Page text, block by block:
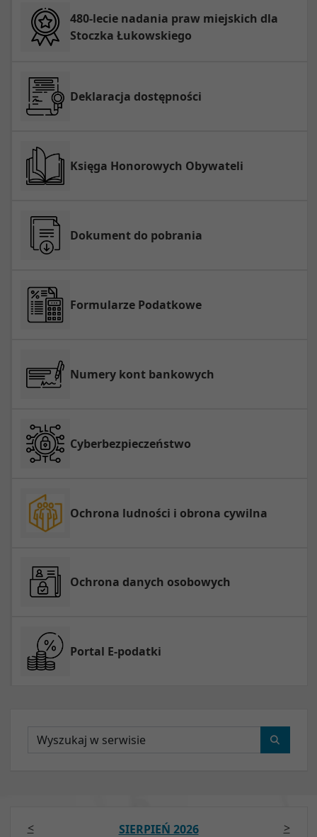
480-lecie nadania praw miejskich dla
Stoczka Łukowskiego
Deklaracja dostępności
Księga Honorowych Obywateli
Dokument do pobrania
Formularze Podatkowe
Numery kont bankowych
Cyberbezpieczeństwo
Ochrona ludności i obrona cywilna
Ochrona danych osobowych
Portal E-podatki
Wyszukaj
SIERPIEŃ 2026
< >